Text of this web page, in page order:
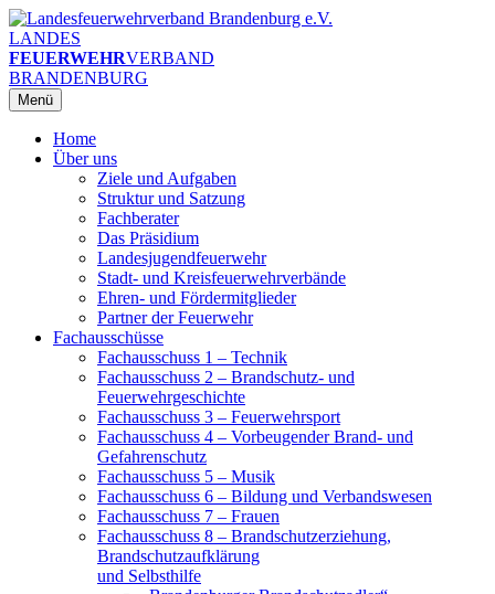
Zum
Inhalt
springen
LANDES
FEUERWEHRVERBAND
BRANDENBURG
Menü
Home
Über uns
Ziele und Aufgaben
Struktur und Satzung
Fachberater
Das Präsidium
Landesjugendfeuerwehr
Stadt- und Kreisfeuerwehrverbände
Ehren- und Fördermitglieder
Partner der Feuerwehr
Fachausschüsse
Fachausschuss 1 – Technik
Fachausschuss 2 – Brandschutz- und
Feuerwehrgeschichte
Fachausschuss 3 – Feuerwehrsport
Fachausschuss 4 – Vorbeugender Brand- und
Gefahrenschutz
Fachausschuss 5 – Musik
Fachausschuss 6 – Bildung und Verbandswesen
Fachausschuss 7 – Frauen
Fachausschuss 8 – Brandschutzerziehung,
Brandschutzaufklärung
und Selbsthilfe